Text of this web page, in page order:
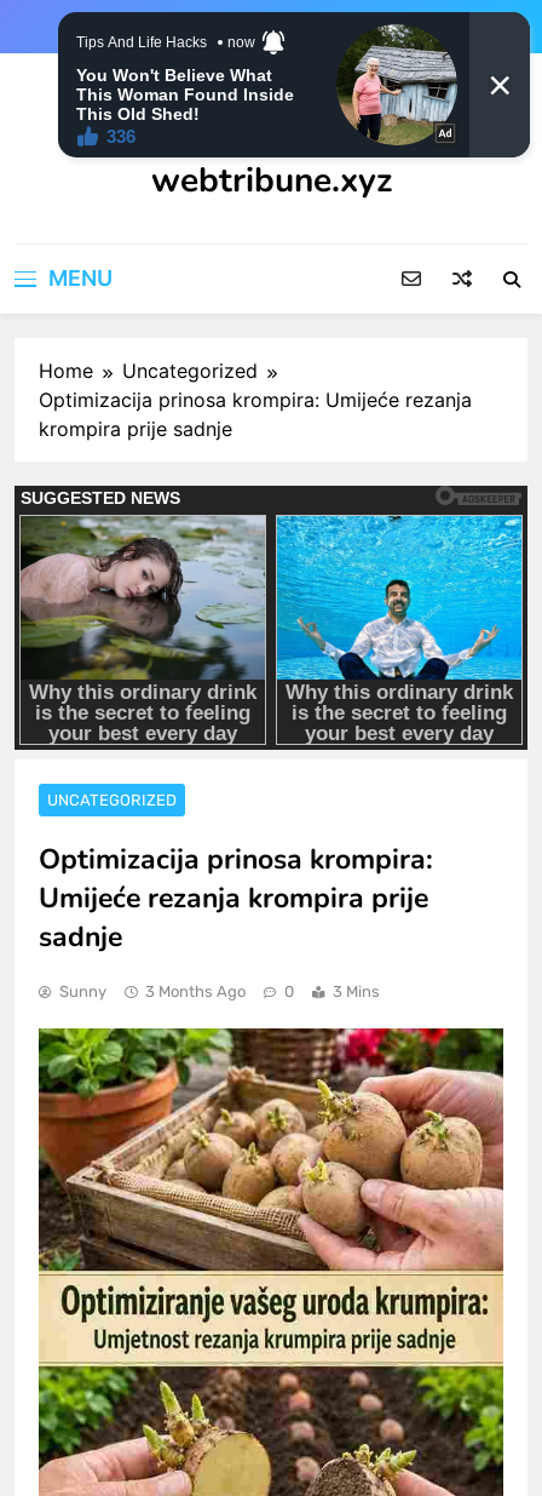
webtribune.xyz
MENU
Home
Uncategorized
Optimizacija prinosa krompira: Umijeće rezanja
krompira prije sadnje
UNCATEGORIZED
Optimizacija prinosa krompira:
Umijeće rezanja krompira prije
sadnje
Sunny 3 Months Ago 0 3 Mins